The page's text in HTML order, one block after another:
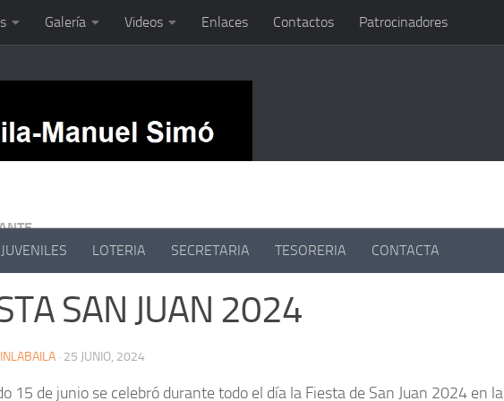
Galería Videos Enlaces Contactos Patrocinadores
JUVENILES LOTERIA SECRETARIA TESORERIA CONTACTA
SAN JUAN 2024
· 25 JUNIO, 2024
15 de junio se celebró durante todo el día la Fiesta de San Juan 2024 en la